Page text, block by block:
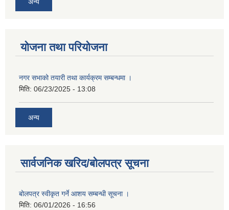
योजना तथा परियोजना
नगर सभाको तयारी तथा कार्यक्रम सम्बन्धमा ।
मिति: 06/23/2025 - 13:08
अन्य
सार्वजनिक खरिद/बोलपत्र सूचना
बोलपत्र स्वीकृत गर्ने आशय सम्बन्धी सूचना ।
मिति: 06/01/2026 - 16:56